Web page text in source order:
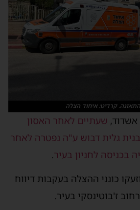
קרדיט: איחוד הצלה
שעתיים לאחר האסון
גלית דבוש ע"ה נפטרה לאחר
בכניסה לחניון בעיר.
כונני ההצלה בעקבות דיווח
ז'בוטינסקי בעיר.